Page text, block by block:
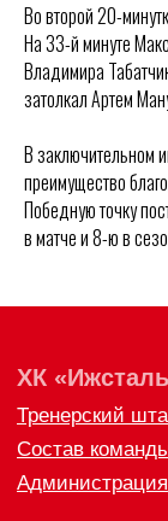
Во второй 20-
На 33-й минуте
Владимира
затолкал Артем
В заключительном
преимущество
Победную точку
в матче и 8-ю в
Администрация
Состав команды
Тренерский штаб
Спортивная школа
по хоккею
ВКонтакте
Сайт
Магазин
ОГРН 1261800004751,